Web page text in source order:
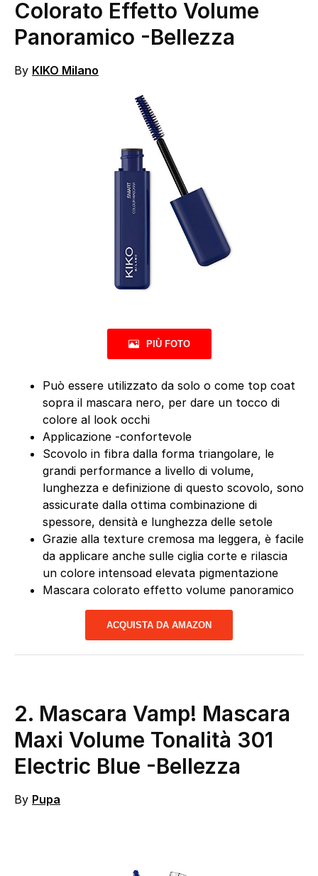
Colorato Effetto Volume
Panoramico -Bellezza
By KIKO Milano
PIÙ FOTO
Può essere utilizzato da solo o come top coat
sopra il mascara nero, per dare un tocco di
colore al look occhi
Applicazione -confortevole
Scovolo in fibra dalla forma triangolare, le
grandi performance a livello di volume,
lunghezza e definizione di questo scovolo, sono
assicurate dalla ottima combinazione di
spessore, densità e lunghezza delle setole
Grazie alla texture cremosa ma leggera, è facile
da applicare anche sulle ciglia corte e rilascia
un colore intensoad elevata pigmentazione
Mascara colorato effetto volume panoramico
ACQUISTA DA AMAZON
2. Mascara Vamp! Mascara
Maxi Volume Tonalità 301
Electric Blue -Bellezza
By Pupa